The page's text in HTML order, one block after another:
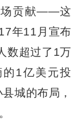
场贡献——这
年11月宣布
数超过了1万
1亿美元投
城的布局，